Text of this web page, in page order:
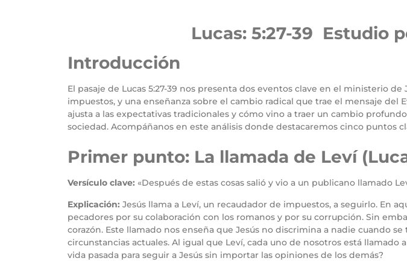
Lucas: 5:27-39 Estudio
Introducción
El pasaje de Lucas 5:27-39 nos presenta dos eventos clave en el ministerio
impuestos, y una enseñanza sobre el cambio radical que trae el mensaje del
ajusta a las expectativas tradicionales y cómo vino a traer un cambio
sociedad. Acompáñanos en este análisis donde destacaremos cinco puntos
Primer punto: La llamada de Leví
Versículo clave: «Después de estas cosas salió y vio a un publicano llamado
Explicación: Jesús llama a Leví, un recaudador de impuestos, a seguirlo. En
pecadores por su colaboración con los romanos y por su corrupción. Sin
corazón. Este llamado nos enseña que Jesús no discrimina a nadie cuando
circunstancias actuales. Al igual que Leví, cada uno de nosotros está
vida pasada para seguir a Jesús sin importar las opiniones de los demás?